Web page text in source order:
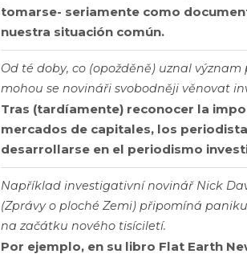
tomarse- seriamente como
nuestra situación común.
Od té doby, co (opožděně) uznal
mohou se novináři svobodněji věnovat
Tras (tardíamente) reconocer la
mercados de capitales, los
desarrollarse en el periodismo
Například investigativní novinář Nick
(Zprávy o ploché Zemi) připomíná
na začátku nového tisíciletí.
Por ejemplo, en su libro Flat Earth